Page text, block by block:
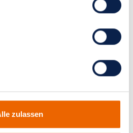
zulassenzum Thema